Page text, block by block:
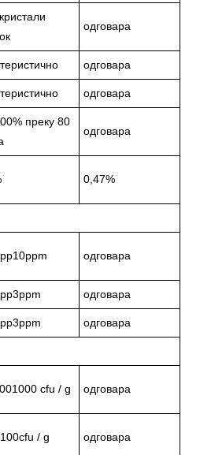
одговара
одговара
одговара
преку 80
одговара
0,47%
одговара
одговара
одговара
cfu / g одговара
/ g одговара